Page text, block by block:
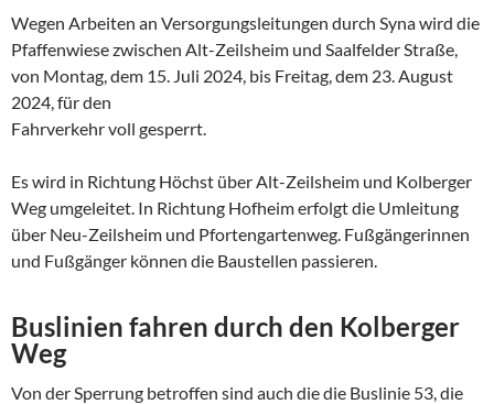
Wegen Arbeiten an Versorgungsleitungen durch Syna wird die
Pfaffenwiese zwischen Alt-Zeilsheim und Saalfelder Straße,
von Montag, dem 15. Juli 2024, bis Freitag, dem 23. August
2024, für den
Fahrverkehr voll gesperrt.
Es wird in Richtung Höchst über Alt-Zeilsheim und Kolberger
Weg umgeleitet. In Richtung Hofheim erfolgt die Umleitung
über Neu-Zeilsheim und Pfortengartenweg. Fußgängerinnen
und Fußgänger können die Baustellen passieren.
Buslinien fahren durch den Kolberger
Weg
Von der Sperrung betroffen sind auch die die Buslinie 53, die